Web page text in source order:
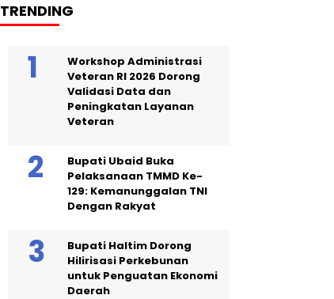
TRENDING
Workshop Administrasi
Veteran RI 2026 Dorong
Validasi Data dan
Peningkatan Layanan
Veteran
Bupati Ubaid Buka
Pelaksanaan TMMD Ke-
129: Kemanunggalan TNI
Dengan Rakyat
Bupati Haltim Dorong
Hilirisasi Perkebunan
untuk Penguatan Ekonomi
Daerah